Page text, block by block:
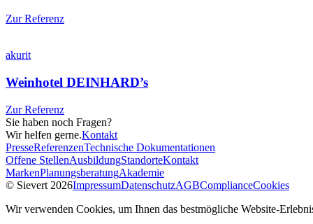
Zur Referenz
akurit
Weinhotel DEINHARD’s
Zur Referenz
Sie haben noch Fragen?
Wir helfen gerne.Kontakt
PresseReferenzenTechnische Dokumentationen
Offene StellenAusbildungStandorteKontakt
MarkenPlanungsberatungAkademie
© Sievert 2026ImpressumDatenschutzAGBComplianceCookies
Wir verwenden Cookies, um Ihnen das bestmögliche Website-